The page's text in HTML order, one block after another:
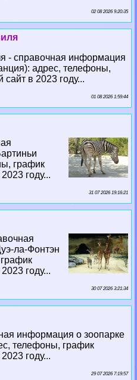
02 08 2026 9:20:35
- справочная информация
адрес, телефоны,
в 2023 году...
01 08 2026 1:59:44
график
году...
31 07 2026 19:16:21
ла-Фонтэн
году...
30 07 2026 3:21:34
информация о зоопарке
телефоны, график
году...
29 07 2026 7:19:57